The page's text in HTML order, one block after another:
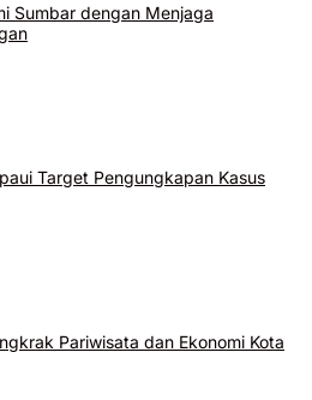
Sumbar dengan Menjaga
Target Pengungkapan Kasus
Pariwisata dan Ekonomi Kota